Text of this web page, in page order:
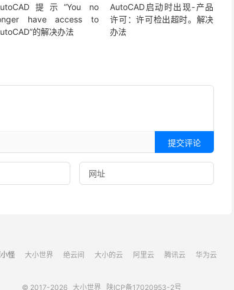
提示“You no
have access to
的解决办法
AutoCAD启动时出现-产品
许可：许可检出超时。解决
办法
提交评论
怪 大小世界 绝云间 大小的云 阿里云 腾讯云 华为云
© 2017-2026 大小世界 陕ICP备17020953-2号